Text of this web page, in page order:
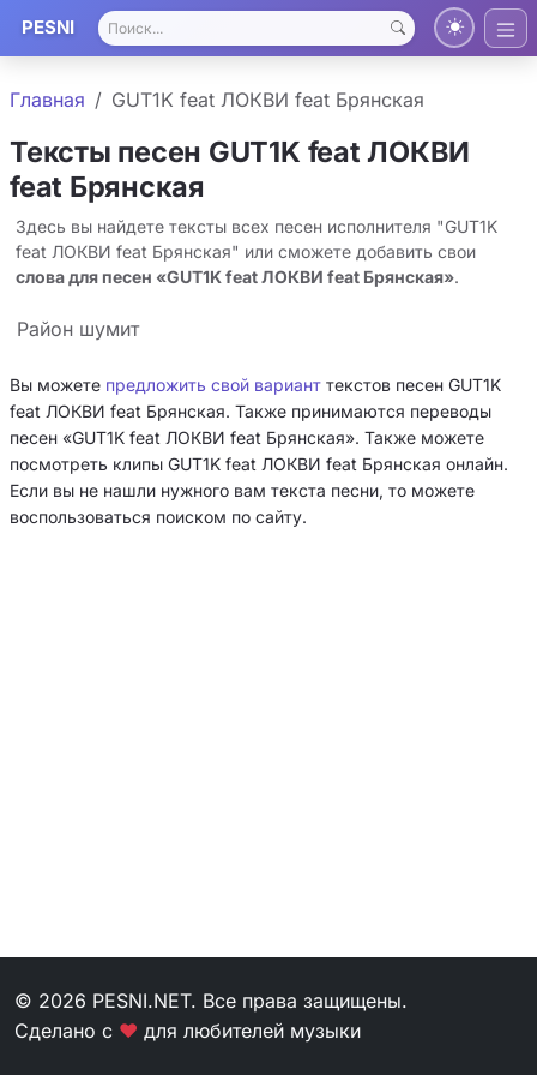
PESNI
Главная GUT1K feat ЛОКВИ feat Брянская
Тексты песен GUT1K feat ЛОКВИ
feat Брянская
Здесь вы найдете тексты всех песен исполнителя "GUT1K
feat ЛОКВИ feat Брянская" или сможете добавить свои
слова для песен «GUT1K feat ЛОКВИ feat Брянская».
Район шумит
Вы можете предложить свой вариант текстов песен GUT1K
feat ЛОКВИ feat Брянская. Также принимаются переводы
песен «GUT1K feat ЛОКВИ feat Брянская». Также можете
посмотреть клипы GUT1K feat ЛОКВИ feat Брянская онлайн.
Если вы не нашли нужного вам текста песни, то можете
воспользоваться поиском по сайту.
© 2026 PESNI.NET. Все права защищены.
Сделано с ❤ для любителей музыки